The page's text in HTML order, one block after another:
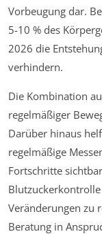
Vorbeugung dar.
5-10 % des
2026 die
verhindern.
Die Kombination
regelmäßiger
Darüber hinaus
regelmäßige
Fortschritte
Veränderungen zu
Beratung in